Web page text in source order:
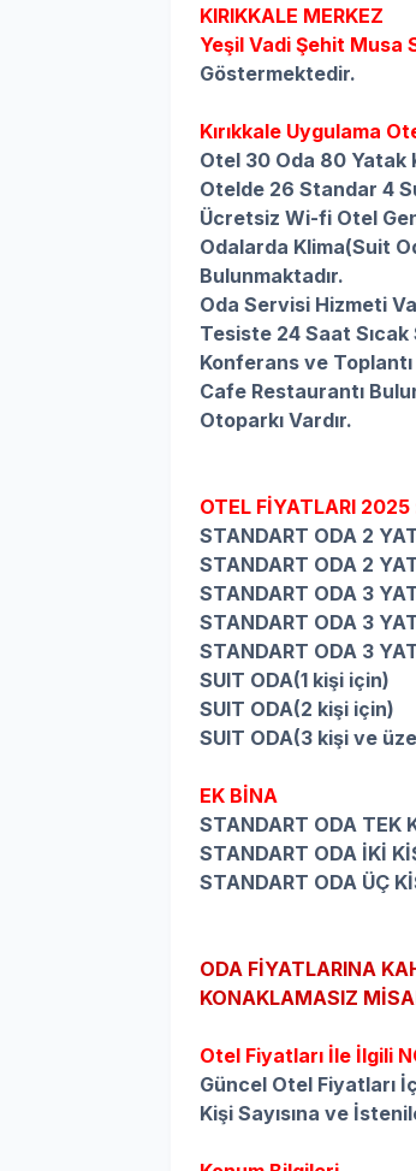
KIRIKKALE MERKEZ
Yeşil Vadi Şehit Musa
Göstermektedir.
Kırıkkale Uygulama
Otel 30 Oda 80 Yatak
Otelde 26 Standar 4
Ücretsiz Wi-fi Otel
Odalarda Klima(Suit
Bulunmaktadır.
Oda Servisi Hizmeti
Tesiste 24 Saat Sıcak
Konferans ve
Cafe Restaurantı
Otoparkı Vardır.
OTEL FİYATLARI 2025
STANDART ODA 2
STANDART ODA 2
STANDART ODA 3
STANDART ODA 3
STANDART ODA 3
SUIT ODA(1 kişi
SUIT ODA(2 kişi
SUIT ODA(3 kişi ve
EK BİNA
STANDART ODA
STANDART ODA
STANDART ODA
ODA FİYATLARINA
KONAKLAMASIZ
Otel Fiyatları İle İlgili
Güncel Otel Fiyatları
Kişi Sayısına ve